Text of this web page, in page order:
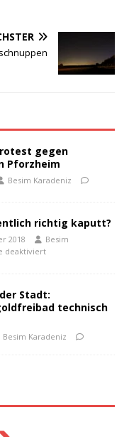
gegen
Pforzheim
Besim Karadeniz
richtig kaputt?
2018
Besim
deaktiviert
Stadt:
technisch
Besim Karadeniz